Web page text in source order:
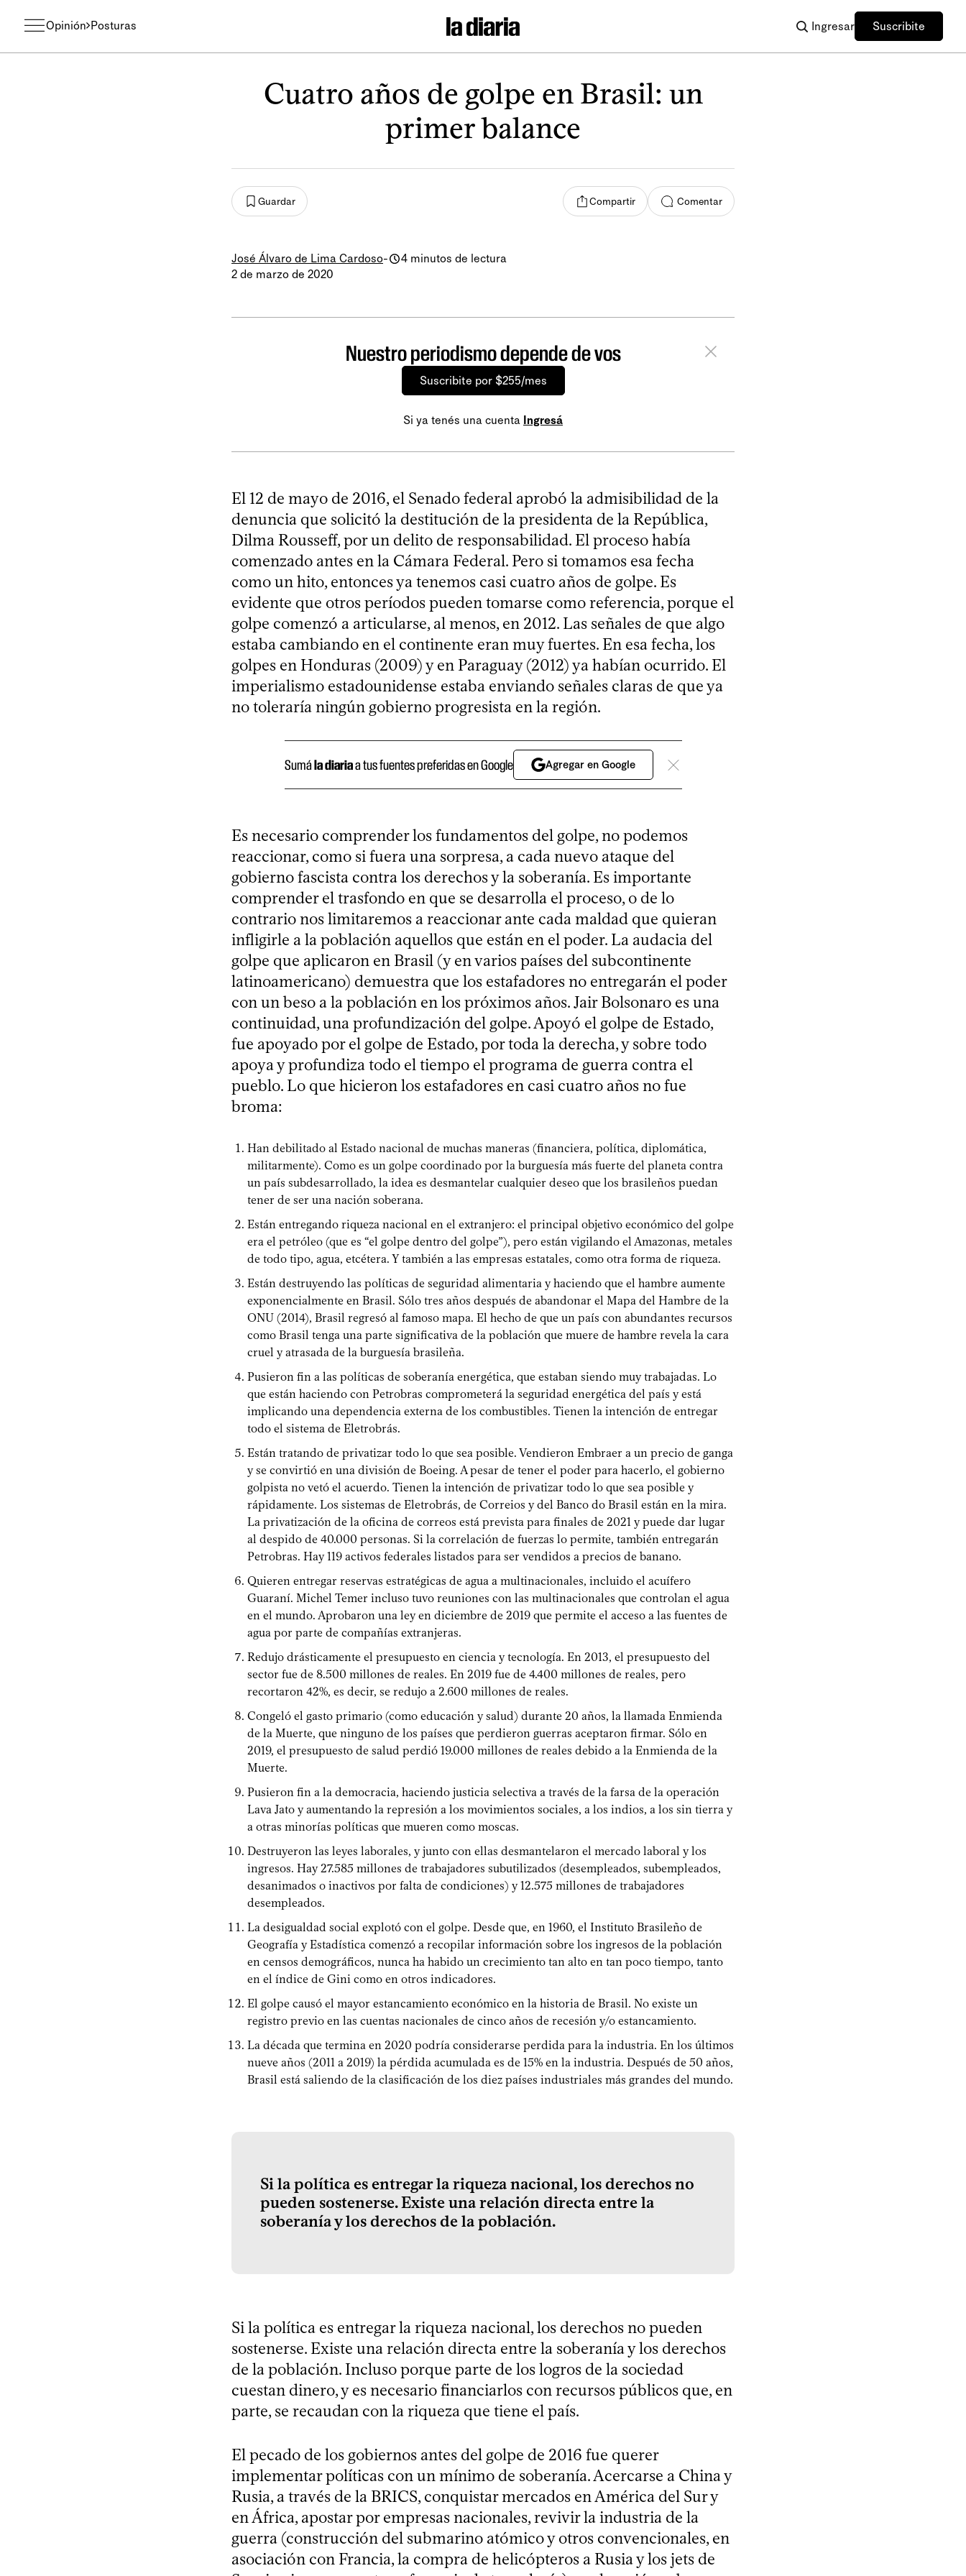
Opinión Posturas Ingresar Suscribite
Cuatro años de golpe en Brasil: un
primer balance
Guardar Compartir Comentar
José Álvaro de Lima Cardoso-
4 minutos de lectura
2 de marzo de 2020
Nuestro periodismo depende de vos
Suscribite por $255/mes
Si ya tenés una cuenta Ingresá
El 12 de mayo de 2016, el Senado federal aprobó la admisibilidad de la
denuncia que solicitó la destitución de la presidenta de la República,
Dilma Rousseff, por un delito de responsabilidad. El proceso había
comenzado antes en la Cámara Federal. Pero si tomamos esa fecha
como un hito, entonces ya tenemos casi cuatro años de golpe. Es
evidente que otros períodos pueden tomarse como referencia, porque el
golpe comenzó a articularse, al menos, en 2012. Las señales de que algo
estaba cambiando en el continente eran muy fuertes. En esa fecha, los
golpes en Honduras (2009) y en Paraguay (2012) ya habían ocurrido. El
imperialismo estadounidense estaba enviando señales claras de que ya
no toleraría ningún gobierno progresista en la región.
Sumála diariaa tus fuentes preferidas en Google Agregar en Google
Es necesario comprender los fundamentos del golpe, no podemos
reaccionar, como si fuera una sorpresa, a cada nuevo ataque del
gobierno fascista contra los derechos y la soberanía. Es importante
comprender el trasfondo en que se desarrolla el proceso, o de lo
contrario nos limitaremos a reaccionar ante cada maldad que quieran
infligirle a la población aquellos que están en el poder. La audacia del
golpe que aplicaron en Brasil (y en varios países del subcontinente
latinoamericano) demuestra que los estafadores no entregarán el poder
con un beso a la población en los próximos años. Jair Bolsonaro es una
continuidad, una profundización del golpe. Apoyó el golpe de Estado,
fue apoyado por el golpe de Estado, por toda la derecha, y sobre todo
apoya y profundiza todo el tiempo el programa de guerra contra el
pueblo. Lo que hicieron los estafadores en casi cuatro años no fue
broma:
Han debilitado al Estado nacional de muchas maneras (financiera, política, diplomática,
militarmente). Como es un golpe coordinado por la burguesía más fuerte del planeta contra
un país subdesarrollado, la idea es desmantelar cualquier deseo que los brasileños puedan
tener de ser una nación soberana.
Están entregando riqueza nacional en el extranjero: el principal objetivo económico del golpe
era el petróleo (que es “el golpe dentro del golpe”), pero están vigilando el Amazonas, metales
de todo tipo, agua, etcétera. Y también a las empresas estatales, como otra forma de riqueza.
Están destruyendo las políticas de seguridad alimentaria y haciendo que el hambre aumente
exponencialmente en Brasil. Sólo tres años después de abandonar el Mapa del Hambre de la
ONU (2014), Brasil regresó al famoso mapa. El hecho de que un país con abundantes recursos
como Brasil tenga una parte significativa de la población que muere de hambre revela la cara
cruel y atrasada de la burguesía brasileña.
Pusieron fin a las políticas de soberanía energética, que estaban siendo muy trabajadas. Lo
que están haciendo con Petrobras comprometerá la seguridad energética del país y está
implicando una dependencia externa de los combustibles. Tienen la intención de entregar
todo el sistema de Eletrobrás.
Están tratando de privatizar todo lo que sea posible. Vendieron Embraer a un precio de ganga
y se convirtió en una división de Boeing. A pesar de tener el poder para hacerlo, el gobierno
golpista no vetó el acuerdo. Tienen la intención de privatizar todo lo que sea posible y
rápidamente. Los sistemas de Eletrobrás, de Correios y del Banco do Brasil están en la mira.
La privatización de la oficina de correos está prevista para finales de 2021 y puede dar lugar
al despido de 40.000 personas. Si la correlación de fuerzas lo permite, también entregarán
Petrobras. Hay 119 activos federales listados para ser vendidos a precios de banano.
Quieren entregar reservas estratégicas de agua a multinacionales, incluido el acuífero
Guaraní. Michel Temer incluso tuvo reuniones con las multinacionales que controlan el agua
en el mundo. Aprobaron una ley en diciembre de 2019 que permite el acceso a las fuentes de
agua por parte de compañías extranjeras.
Redujo drásticamente el presupuesto en ciencia y tecnología. En 2013, el presupuesto del
sector fue de 8.500 millones de reales. En 2019 fue de 4.400 millones de reales, pero
recortaron 42%, es decir, se redujo a 2.600 millones de reales.
Congeló el gasto primario (como educación y salud) durante 20 años, la llamada Enmienda
de la Muerte, que ninguno de los países que perdieron guerras aceptaron firmar. Sólo en
2019, el presupuesto de salud perdió 19.000 millones de reales debido a la Enmienda de la
Muerte.
Pusieron fin a la democracia, haciendo justicia selectiva a través de la farsa de la operación
Lava Jato y aumentando la represión a los movimientos sociales, a los indios, a los sin tierra y
a otras minorías políticas que mueren como moscas.
Destruyeron las leyes laborales, y junto con ellas desmantelaron el mercado laboral y los
ingresos. Hay 27.585 millones de trabajadores subutilizados (desempleados, subempleados,
desanimados o inactivos por falta de condiciones) y 12.575 millones de trabajadores
desempleados.
La desigualdad social explotó con el golpe. Desde que, en 1960, el Instituto Brasileño de
Geografía y Estadística comenzó a recopilar información sobre los ingresos de la población
en censos demográficos, nunca ha habido un crecimiento tan alto en tan poco tiempo, tanto
en el índice de Gini como en otros indicadores.
El golpe causó el mayor estancamiento económico en la historia de Brasil. No existe un
registro previo en las cuentas nacionales de cinco años de recesión y/o estancamiento.
La década que termina en 2020 podría considerarse perdida para la industria. En los últimos
nueve años (2011 a 2019) la pérdida acumulada es de 15% en la industria. Después de 50 años,
Brasil está saliendo de la clasificación de los diez países industriales más grandes del mundo.
Si la política es entregar la riqueza nacional, los derechos no
pueden sostenerse. Existe una relación directa entre la
soberanía y los derechos de la población.
Si la política es entregar la riqueza nacional, los derechos no pueden
sostenerse. Existe una relación directa entre la soberanía y los derechos
de la población. Incluso porque parte de los logros de la sociedad
cuestan dinero, y es necesario financiarlos con recursos públicos que, en
parte, se recaudan con la riqueza que tiene el país.
El pecado de los gobiernos antes del golpe de 2016 fue querer
implementar políticas con un mínimo de soberanía. Acercarse a China y
Rusia, a través de la BRICS, conquistar mercados en América del Sur y
en África, apostar por empresas nacionales, revivir la industria de la
guerra (construcción del submarino atómico y otros convencionales, en
asociación con Francia, la compra de helicópteros a Rusia y los jets de